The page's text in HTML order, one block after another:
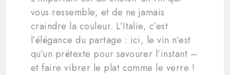
vous ressemble, et de ne jamais
craindre la couleur. L’Italie, c’est
l’élégance du partage : ici, le vin n’est
qu’un prétexte pour savourer l’instant –
et faire vibrer le plat comme le verre !